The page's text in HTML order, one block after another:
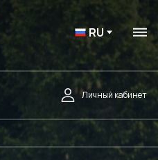
RU
Личный кабинет